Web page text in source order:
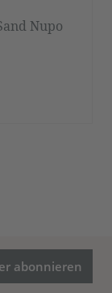
Nupo
abonnieren